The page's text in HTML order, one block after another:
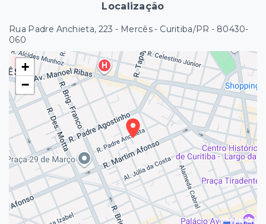
Localização
Rua Padre Anchieta, 223 - Mercês - Curitiba/PR - 80430-
060
+
−